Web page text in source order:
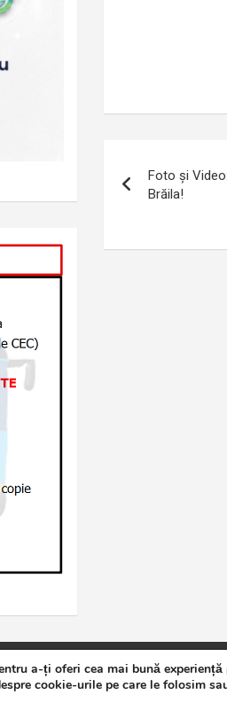
în
Foto și
Brăila!
Theme by:Theme
a-ți oferi cea mai bună
cookie-urile pe care le folosim